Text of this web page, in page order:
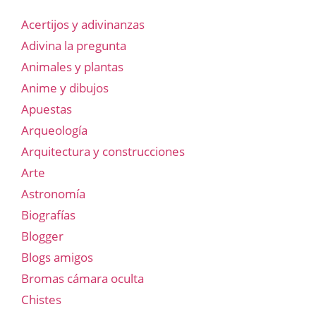
Acertijos y adivinanzas
Adivina la pregunta
Animales y plantas
Anime y dibujos
Apuestas
Arqueología
Arquitectura y construcciones
Arte
Astronomía
Biografías
Blogger
Blogs amigos
Bromas cámara oculta
Chistes